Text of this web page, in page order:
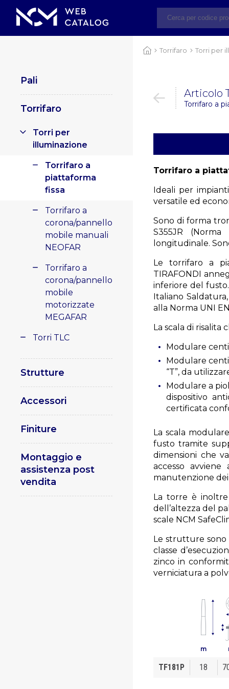
Pali
Torrifaro
Torri per
illuminazione
Torrifaro a
piattaforma
fissa
Torrifaro a
corona/pannello
mobile manuali
NEOFAR
Torrifaro a
corona/pannello
mobile
motorizzate
MEGAFAR
Torri TLC
Strutture
Accessori
Finiture
Montaggio e
assistenza post
vendita
Torrifaro Torri per
Articolo
Torrifaro a
Torrifaro a
Ideali per
versatile ed
Sono di forma
S355JR
longitudinale.
Le torrifaro a
TIRAFONDI
inferiore del
Italiano
alla Norma UNI
La scala di risalita
Modulare
Modulare
“T”, da
Modulare a
dispositivo
certificata
La scala
fusto tramite
dimensioni che
accesso
manutenzione
La torre è
dell’altezza del
scale NCM
Le strutture sono
classe
zinco in
verniciatura a
m
TF181P 18